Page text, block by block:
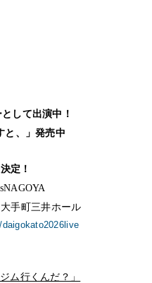
して出演中！
と、」発売中
定！
手町三井ホール
ム行くんだ？」